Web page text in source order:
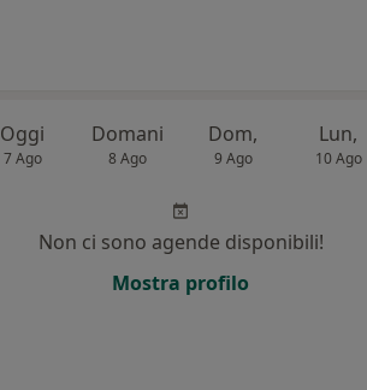
Oggi
7 Ago
Domani
8 Ago
Dom,
9 Ago
Lun,
10 Ago
Non ci sono agende disponibili!
Mostra profilo